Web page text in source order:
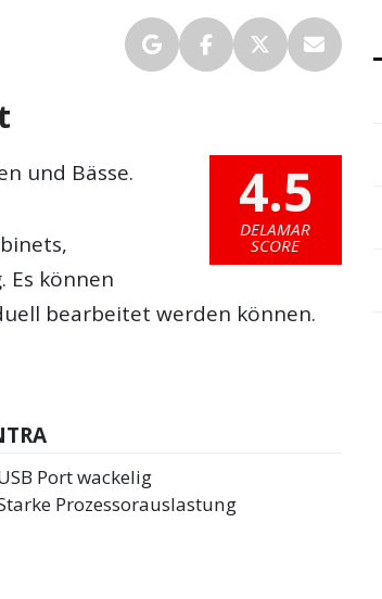
4.5
DELAMAR
SCORE
und Bässe.
Es können
bearbeitet werden können.
Port wackelig
Prozessorauslastung